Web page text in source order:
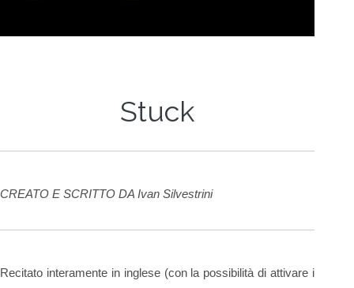
Stuck
CREATO E SCRITTO DA Ivan Silvestrini
Recitato interamente in inglese (con la possibilità di attivare i